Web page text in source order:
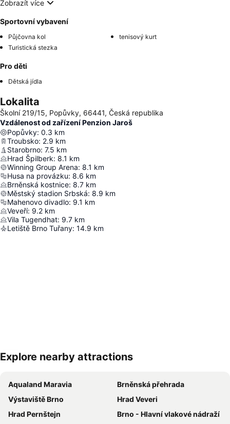
Zobrazít více
Sportovní vybavení
Půjčovna kol
tenisový kurt
Turistická stezka
Pro děti
Dětská jídla
Lokalita
Školní 219/15, Popůvky, 66441, Česká republika
Vzdálenost od zařízení Penzion Jaroš
Popůvky: 0.3 km
Troubsko: 2.9 km
Starobrno: 7.5 km
Hrad Špilberk: 8.1 km
Winning Group Arena: 8.1 km
Husa na provázku: 8.6 km
Brněnská kostnice: 8.7 km
Městský stadion Srbská: 8.9 km
Mahenovo divadlo: 9.1 km
Veveří: 9.2 km
Vila Tugendhat: 9.7 km
Letiště Brno Tuřany: 14.9 km
Explore nearby attractions
Aqualand Maravia
Brněnská přehrada
Výstaviště Brno
Hrad Veveri
Hrad Pernštejn
Brno - Hlavní vlakové nádraží